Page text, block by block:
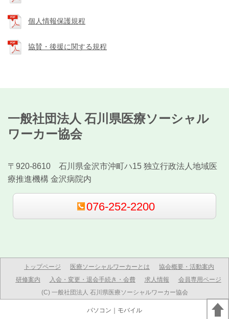
個人情報保護規程
協賛・後援に関する規程
一般社団法人 石川県医療ソーシャル
ワーカー協会
〒920-8610 石川県金沢市沖町ハ15 独立行政法人地域医
療推進機構 金沢病院内
076-252-2200
(C) 一般社団法人 石川県医療ソーシャルワーカー協会
トップページ 医療ソーシャルワーカーとは
協会概要・活動案内
研修案内
入会・変更・退会手続き・会費 求人情報 会員専用ページ
パソコン ｜モバイル